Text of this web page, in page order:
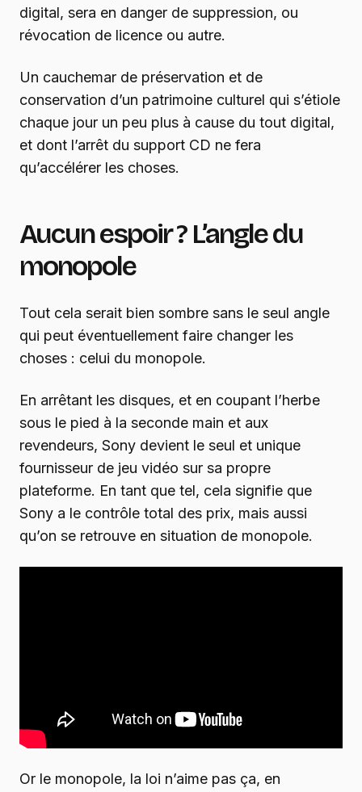
digital, sera en danger de suppression, ou
révocation de licence ou autre.
Un cauchemar de préservation et de
conservation d’un patrimoine culturel qui s’étiole
chaque jour un peu plus à cause du tout digital,
et dont l’arrêt du support CD ne fera
qu’accélérer les choses.
Aucun espoir ? L’angle du
monopole
Tout cela serait bien sombre sans le seul angle
qui peut éventuellement faire changer les
choses : celui du monopole.
En arrêtant les disques, et en coupant l’herbe
sous le pied à la seconde main et aux
revendeurs, Sony devient le seul et unique
fournisseur de jeu vidéo sur sa propre
plateforme. En tant que tel, cela signifie que
Sony a le contrôle total des prix, mais aussi
qu’on se retrouve en situation de monopole.
Or le monopole, la loi n’aime pas ça, en